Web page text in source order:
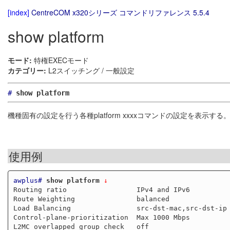
[index] CentreCOM x320シリーズ コマンドリファレンス 5.5.4
show platform
モード: 特権EXECモード
カテゴリー: L2スイッチング / 一般設定
# show platform
機種固有の設定を行う各種platform xxxxコマンドの設定を表示する。
使用例
awplus# show platform ↓
Routing ratio                 IPv4 and IPv6
Route Weighting               balanced
Load Balancing                src-dst-mac,src-dst-ip
Control-plane-prioritization  Max 1000 Mbps
L2MC overlapped group check   off